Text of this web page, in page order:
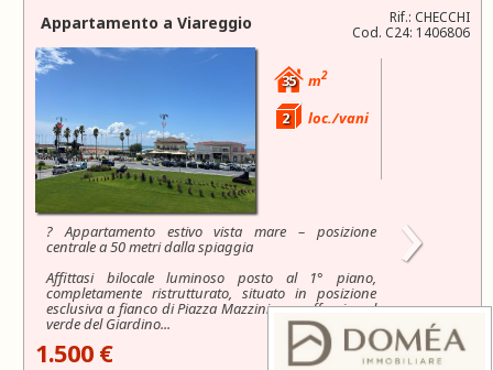
Rif.: CHECCHI
Cod. C24: 1406806
Appartamento a Viareggio
35 m2
2 loc./vani
? Appartamento estivo vista mare – posizione
centrale a 50 metri dalla spiaggia
Affittasi bilocale luminoso posto al 1° piano,
completamente ristrutturato, situato in posizione
esclusiva a fianco di Piazza Mazzini, con affaccio sul
verde del Giardino...
›
1.500 €